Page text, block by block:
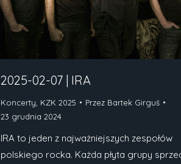
2025-02-07 | IRA
Koncerty KZK 2025 Przez Bartek Girguś
23 grudnia 2024
IRA to jeden z najważniejszych zespołów
polskiego rocka. Każda płyta grupy